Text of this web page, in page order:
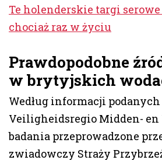
Te holenderskie targi serowe
chociaż raz w życiu
Prawdopodobne
w brytyjskich
Według informacji podanych
Veiligheidsregio Midden- en
badania przeprowadzone
zwiadowczy Straży